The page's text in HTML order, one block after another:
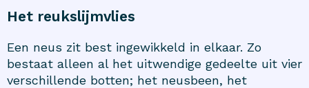
Het reukslijmvlies
Een neus zit best ingewikkeld in elkaar. Zo
bestaat alleen al het uitwendige gedeelte uit vier
verschillende botten; het neusbeen, het